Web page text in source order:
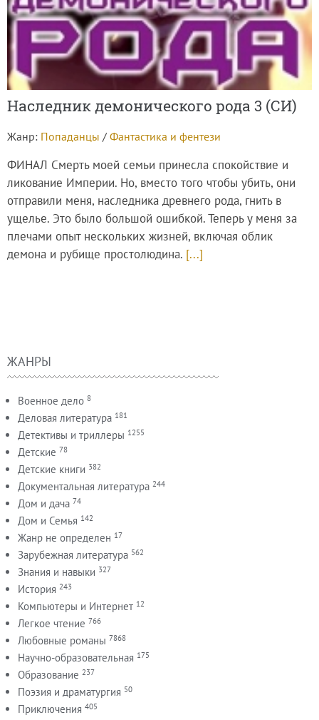
Наследник демонического рода 3 (СИ)
Жанр: Попаданцы / Фантастика и фентези
ФИНАЛ Смерть моей семьи принесла спокойствие и
ликование Империи. Но, вместо того чтобы убить, они
отправили меня, наследника древнего рода, гнить в
ущелье. Это было большой ошибкой. Теперь у меня за
плечами опыт нескольких жизней, включая облик
демона и рубище простолюдина. [...]
ЖАНРЫ
Военное дело 8
Деловая литература 181
Детективы и триллеры 1255
Детские 78
Детские книги 382
Документальная литература 244
Дом и дача 74
Дом и Семья 142
Жанр не определен 17
Зарубежная литература 562
Знания и навыки 327
История 243
Компьютеры и Интернет 12
Легкое чтение 766
Любовные романы 7868
Научно-образовательная 175
Образование 237
Поэзия и драматургия 50
Приключения 405